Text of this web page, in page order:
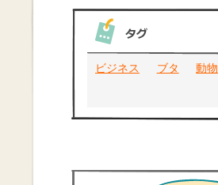
ビジネス ブタ 動物